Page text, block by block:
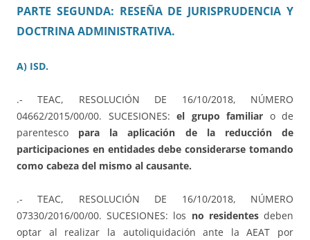
PARTE SEGUNDA: RESEÑA DE JURISPRUDENCIA Y
DOCTRINA ADMINISTRATIVA.
A) ISD.
.- TEAC, RESOLUCIÓN DE 16/10/2018, NÚMERO
04662/2015/00/00. SUCESIONES: el grupo familiar o de
parentesco para la aplicación de la reducción de
participaciones en entidades debe considerarse tomando
como cabeza del mismo al causante.
.- TEAC, RESOLUCIÓN DE 16/10/2018, NÚMERO
07330/2016/00/00. SUCESIONES: los no residentesdeben
optar al realizar la autoliquidación ante la AEAT por